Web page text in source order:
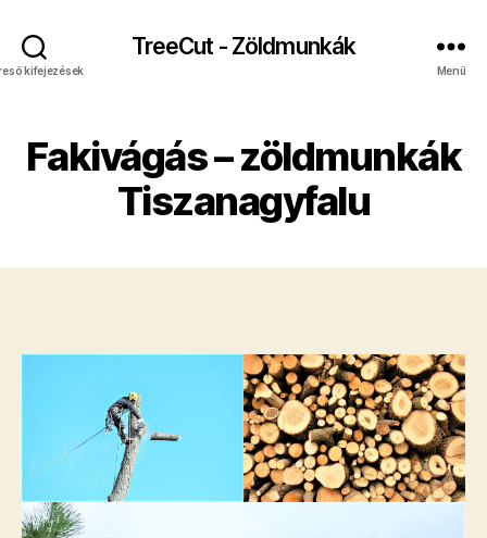
kifejezések
TreeCut - Zöldmunkák
Menü
Fakivágás – zöldmunkák
Tiszanagyfalu